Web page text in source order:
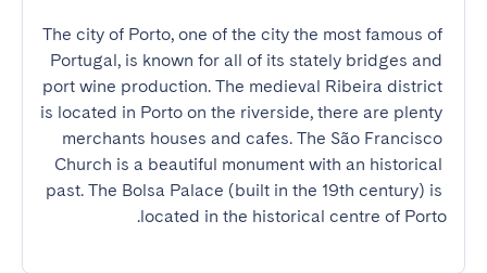
The city of Porto, one of the city the most famous of
Portugal, is known for all of its stately bridges and
port wine production. The medieval Ribeira district
is located in Porto on the riverside, there are plenty
merchants houses and cafes. The São Francisco
Church is a beautiful monument with an historical
past. The Bolsa Palace (built in the 19th century) is
located in the historical centre of Porto.